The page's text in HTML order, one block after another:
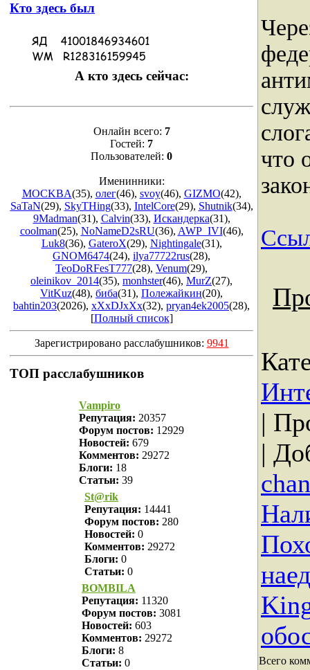
Кто здесь был
А кто здесь сейчас:
Онлайн всего: 7
Гостей: 7
Пользователей: 0
Именинники:
MOCKBA(35), олег(46), svoy(46), GIZMO(42),
SaTaN(29), SkyTHing(33), IntelCore(29), Shutnik(34),
9Madman(31), Calvin(33), Искандерка(31),
coolman(25), NoNameD2sRU(36), AWP_IVI(46),
Luk8(36), GateroX(29), Nightingale(31),
GNOM6474(24), ilya77722rus(28),
TeoDoRFesT777(28), Venum(29),
oleinikov_2014(35), monhster(46), MurZ(27),
VitKuz(48), биба(31), Полежайкин(20),
bahtin203(2026), xXxDJxXx(32), pryan4ek2005(28),
[Полный список]
Зарегистрировано расслабушников: 9941
ТОП расслабушников
Vampiro
Репутация: 20357
Форум постов: 12929
Новостей: 679
Комментов: 29272
Блоги: 18
Статьи: 39
St@rik
Репутация: 14441
Форум постов: 280
Новостей: 0
Комментов: 29272
Блоги: 0
Статьи: 0
BOMBILA
Репутация: 11320
Форум постов: 3081
Новостей: 603
Комментов: 29272
Блоги: 8
Статьи: 0
что
|
|
chan
Всего